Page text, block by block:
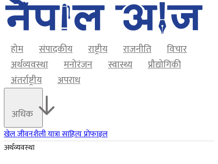
होम संपादकीय राष्ट्रीय राजनीति
विचार
अर्थव्यवस्था
मनोरंजन स्वास्थ्य
प्रौद्योगिकी
अंतर्राष्ट्रीय
अपराध
अधिक
खेलजीवनशैलीयात्रासाहित्यप्रोफाइल
अर्थव्यवस्था